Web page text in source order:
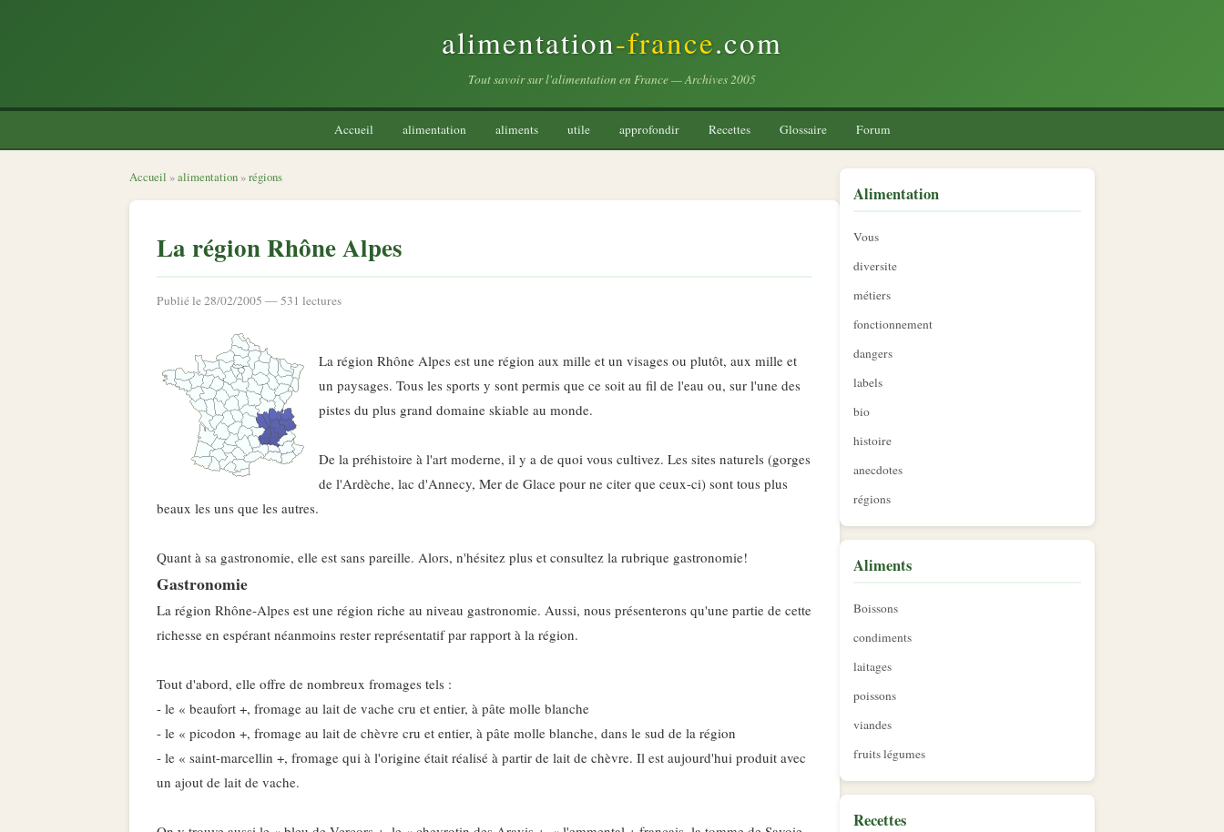
alimentation-france.com
Tout savoir sur l'alimentation en France — Archives 2005
Accueil alimentation aliments utile approfondir Recettes Glossaire Forum
Accueil »alimentation »régions
La région Rhône Alpes
Publié le 28/02/2005 — 531 lectures
La région Rhône Alpes est une région aux mille et un visages ou plutôt, aux mille et
un paysages. Tous les sports y sont permis que ce soit au fil de l'eau ou, sur l'une des
pistes du plus grand domaine skiable au monde.
De la préhistoire à l'art moderne, il y a de quoi vous cultivez. Les sites naturels (gorges
de l'Ardèche, lac d'Annecy, Mer de Glace pour ne citer que ceux-ci) sont tous plus
beaux les uns que les autres.
Quant à sa gastronomie, elle est sans pareille. Alors, n'hésitez plus et consultez la rubrique gastronomie!
Gastronomie
La région Rhône-Alpes est une région riche au niveau gastronomie. Aussi, nous présenterons qu'une partie de cette
richesse en espérant néanmoins rester représentatif par rapport à la région.
Tout d'abord, elle offre de nombreux fromages tels :
- le « beaufort +, fromage au lait de vache cru et entier, à pâte molle blanche
- le « picodon +, fromage au lait de chèvre cru et entier, à pâte molle blanche, dans le sud de la région
- le « saint-marcellin +, fromage qui à l'origine était réalisé à partir de lait de chèvre. Il est aujourd'hui produit avec
un ajout de lait de vache.
Alimentation
Vous
diversite
métiers
fonctionnement
dangers
labels
bio
histoire
anecdotes
régions
Aliments
Boissons
condiments
laitages
poissons
viandes
fruits légumes
Recettes